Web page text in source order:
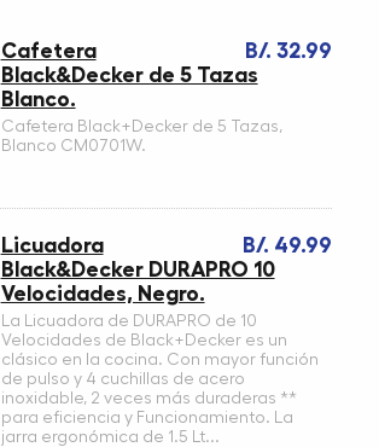
B/. 32.99
Cafetera
Black&Decker de 5 Tazas
Blanco.
Cafetera Black+Decker de 5 Tazas,
Blanco CM0701W.
B/. 49.99
Licuadora
Black&Decker DURAPRO 10
Velocidades, Negro.
La Licuadora de DURAPRO de 10
Velocidades de Black+Decker es un
clásico en la cocina. Con mayor función
de pulso y 4 cuchillas de acero
inoxidable, 2 veces más duraderas **
para eficiencia y Funcionamiento. La
jarra ergonómica de 1.5 Lt...